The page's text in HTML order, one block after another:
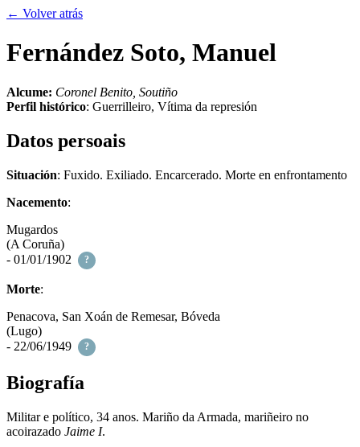
← Volver atrás
Fernández Soto, Manuel
Alcume: Coronel Benito, Soutiño
Perfil histórico: Guerrilleiro, Vítima da represión
Datos persoais
Situación: Fuxido. Exiliado. Encarcerado. Morte en enfrontamento
Nacemento:
Mugardos
(A Coruña)
- 01/01/1902
?
Morte:
Penacova, San Xoán de Remesar, Bóveda
(Lugo)
- 22/06/1949
?
Biografía
Militar e político, 34 anos. Mariño da Armada, mariñeiro no
acoirazado Jaime I.